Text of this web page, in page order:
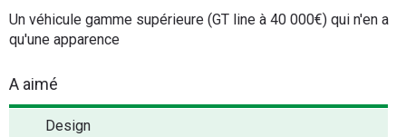
Un véhicule gamme supérieure (GT line à 40 000€) qui n'en a
qu'une apparence
A aimé
Design